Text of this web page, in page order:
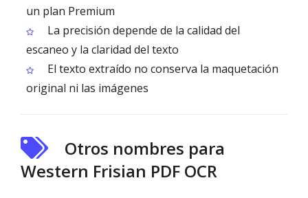
un plan Premium
La precisión depende de la calidad del
escaneo y la claridad del texto
El texto extraído no conserva la maquetación
original ni las imágenes
Otros nombres para
Western Frisian PDF OCR